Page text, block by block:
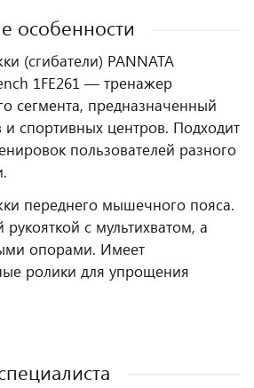
особенности
(сгибатели) PANNATA
1FE261 — тренажер
сегмента, предназначенный
и спортивных центров. Подходит
пользователей разного
переднего мышечного пояса.
с мультихватом, а
опорами. Имеет
ролики для упрощения